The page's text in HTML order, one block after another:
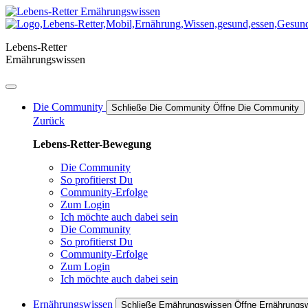
Zum
Inhalt
Lebens-Retter
Ernährungswissen
Die Community Schließe Die Community Öffne Die Community
Zurück
Lebens-Retter-Bewegung
Die Community
So profitierst Du
Community-Erfolge
Zum Login
Ich möchte auch dabei sein
Die Community
So profitierst Du
Community-Erfolge
Zum Login
Ich möchte auch dabei sein
Ernährungswissen Schließe Ernährungswissen Öffne